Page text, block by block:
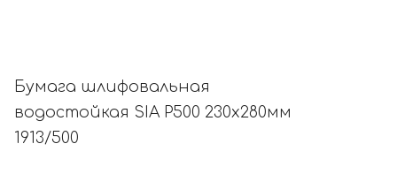
Бумага шлифовальная
водостойкая SIA P500 230x280мм
1913/500